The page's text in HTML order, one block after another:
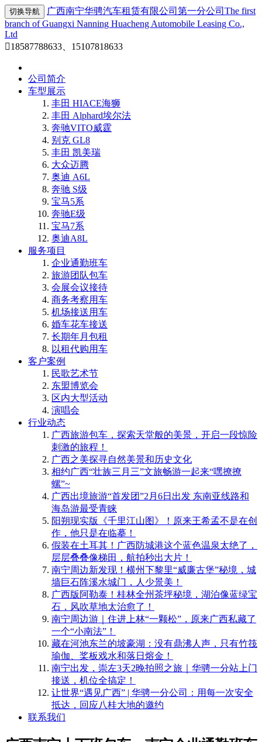
切换导航 广西南宁华骋汽车租赁有限公司第一分公司 The first
branch of Guangxi Nanning Huacheng Automobile Leasing Co.,
Ltd
18587788633、15107818633
公司简介
车型展示
丰田 HIACE海狮
丰田 Alphard埃尔法
奔驰VITO威霆
别克 GL8
丰田 凯美瑞
大众迈腾
奥迪 A6L
奔驰 S级
宝马5系
奔驰E级
宝马7系
奥迪A8L
服务项目
企业通勤班车
旅游团队包车
会展会议接待
商务考察用车
机场接送用车
婚车花车接送
长期年月包租
以租代购用车
客户案例
民歌艺术节
东盟博览会
区内大型活动
演唱会
行业动态
广西旅游包车，探索天堂般的美景，开启一段惊险
刺激的旅程！
广西之美探寻自然美景和历史文化
相约广西“壮族三月三”文旅畅游一起来“嘿撩撩
螺”~
广西出境旅游“首发团”2月6日出发 东南亚线路和
海岛游最受青睐
阳朔现实版《千里江山图》！原来王希孟不是在创
作，他只是在临摹！
​假装在土耳其！广西防城港这个蓝色温泉太绝了，
层层叠叠像梯田，航拍秒出大片！
南宁周边新发现！横州下黎里“威廉古堡”秘境，城
墙巨石阵溪水城门，人少景美！
​广西版阿勒泰！桂林全州茶坪秘境，湖泊像蓝绿宝
石，风吹草地太治愈了！
南宁周边游｜住进上林“一颗松”，原来广西私藏了
一个“小南法”！
藏在河池东兰的坡豪湖：没有鼎沸人声，只有竹筏
瑜伽、桨板戏水和落日熔金！
南宁出发，崇左3天2晚拍照之旅｜华骋一分站上门
接送，机位全搞定！
​让世界“遇见广西” | 华骋一分公司：用每一次安全
抵达，回应八桂大地的邀约
联系我们